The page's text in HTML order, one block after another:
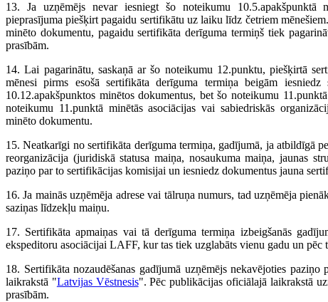
13. Ja uzņēmējs nevar iesniegt šo noteikumu
pieprasījuma piešķirt pagaidu sertifikātu uz laiku līdz četriem
minēto dokumentu, pagaidu sertifikāta derīguma termiņš tiek
prasībām.
14. Lai pagarinātu, saskaņā ar šo noteikumu 12.punktu, piešķirtā
mēnesi pirms esošā sertifikāta derīguma termiņa beigām
10.12.apakšpunktos minētos dokumentus, bet šo noteikumu
noteikumu 11.punktā minētās asociācijas vai sabiedriskās
minēto dokumentu.
15. Neatkarīgi no sertifikāta derīguma termiņa, gadījumā, ja atbildīgā
reorganizācija (juridiskā statusa maiņa, nosaukuma maiņa, jaunas
paziņo par to sertifikācijas komisijai un iesniedz dokumentus jauna
16. Ja mainās uzņēmēja adrese vai tālruņa numurs, tad uzņēmēja
saziņas līdzekļu maiņu.
17. Sertifikāta apmaiņas vai tā derīguma termiņa izbeigšanās
ekspeditoru asociācijai LAFF, kur tas tiek uzglabāts vienu gadu un pēc
18. Sertifikāta nozaudēšanas gadījumā uzņēmējs nekavējoties
laikrakstā "Latvijas Vēstnesis". Pēc publikācijas oficiālajā laikrakstā
prasībām.